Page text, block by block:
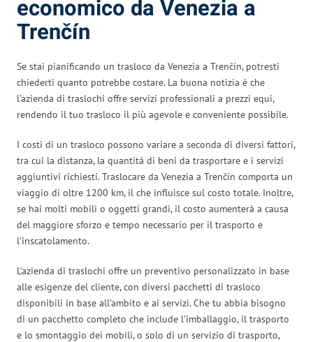
economico da Venezia a
Trenčín
Se stai pianificando un trasloco da Venezia a Trenčín, potresti
chiederti quanto potrebbe costare. La buona notizia è che
l’azienda di traslochi offre servizi professionali a prezzi equi,
rendendo il tuo trasloco il più agevole e conveniente possibile.
I costi di un trasloco possono variare a seconda di diversi fattori,
tra cui la distanza, la quantità di beni da trasportare e i servizi
aggiuntivi richiesti. Traslocare da Venezia a Trenčín comporta un
viaggio di oltre 1200 km, il che influisce sul costo totale. Inoltre,
se hai molti mobili o oggetti grandi, il costo aumenterà a causa
del maggiore sforzo e tempo necessario per il trasporto e
l’inscatolamento.
L’azienda di traslochi offre un preventivo personalizzato in base
alle esigenze del cliente, con diversi pacchetti di trasloco
disponibili in base all’ambito e ai servizi. Che tu abbia bisogno
di un pacchetto completo che include l’imballaggio, il trasporto
e lo smontaggio dei mobili, o solo di un servizio di trasporto,